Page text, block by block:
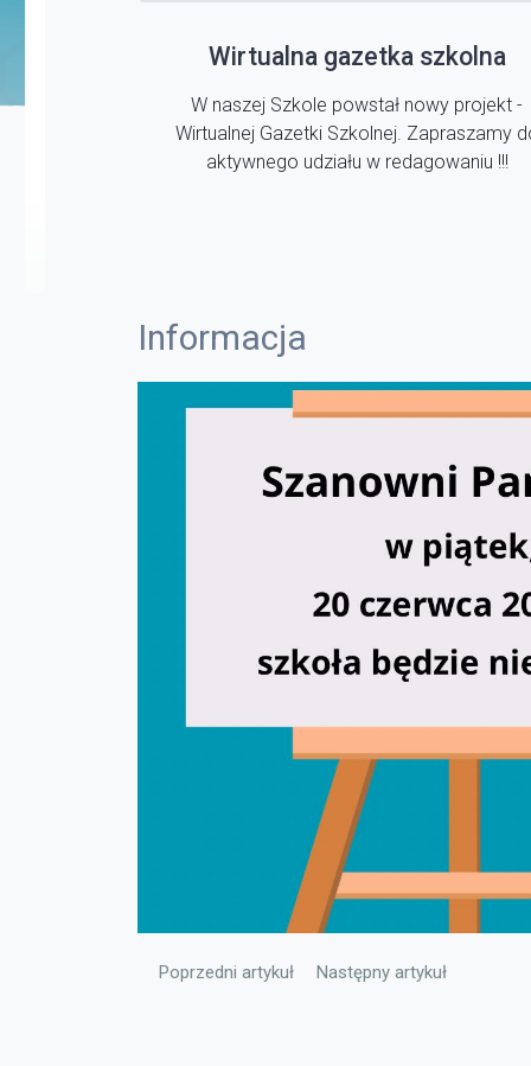
Wirtualna gazetka szkolna
W naszej Szkole powstał nowy projekt -
Wirtualnej Gazetki Szkolnej. Zapraszamy
aktywnego udziału w redagowaniu !!!
Informacja
Poprzedni artykuł: Informacja
Poprzedni artykuł Następny artykuł: Łowili
Następny artykuł